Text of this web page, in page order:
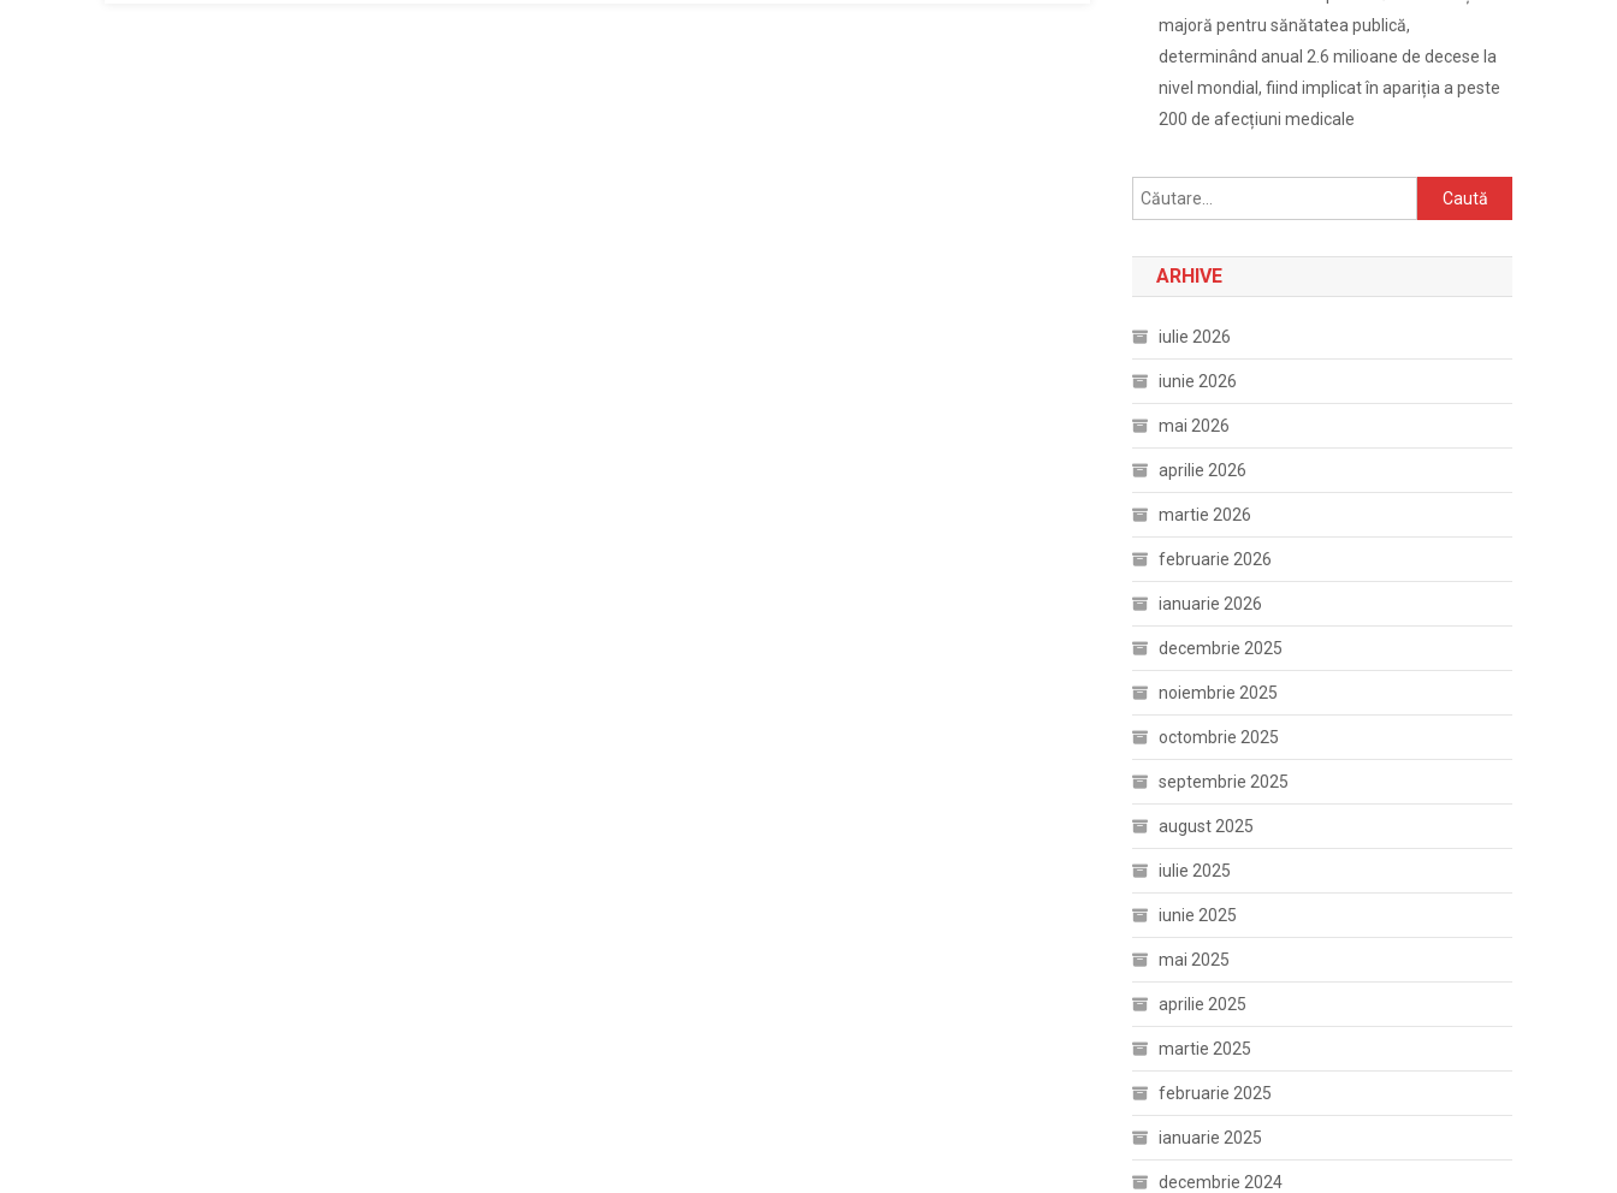
majoră pentru sănătatea publică,
determinând anual 2.6 milioane de decese la
nivel mondial, fiind implicat în apariția a peste
200 de afecțiuni medicale
Caută
după:
ARHIVE
iulie 2026
iunie 2026
mai 2026
aprilie 2026
martie 2026
februarie 2026
ianuarie 2026
decembrie 2025
noiembrie 2025
octombrie 2025
septembrie 2025
august 2025
iulie 2025
iunie 2025
mai 2025
aprilie 2025
martie 2025
februarie 2025
ianuarie 2025
decembrie 2024